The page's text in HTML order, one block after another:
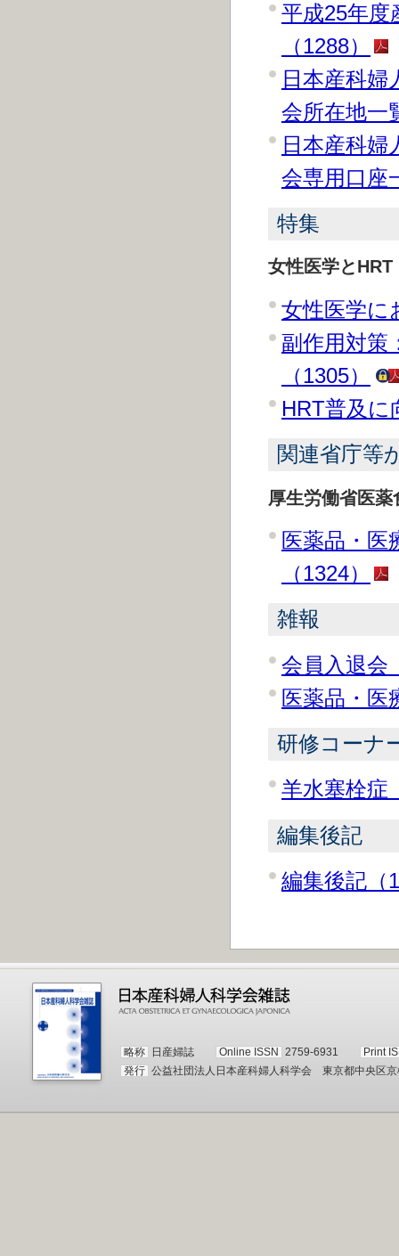
平成25年度
（1288）
日本産科婦
会所在地一
日本産科婦
会専用口座
特集
女性医学とHRT
女性医学に
副作用対策
（1305）
HRT普及に
関連省庁等
厚生労働省医
医薬品・医
（1324）
雑報
会員入退会
医薬品・医
研修コーナ
羊水塞栓症
編集後記
編集後記（
略称 日産婦誌 Online ISSN 2759-6931
Print
発行 公益社団法人日本産科婦人科学会 東京都中央区